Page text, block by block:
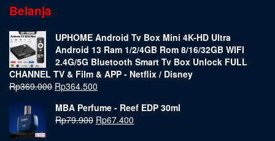
Belanja
UPHOME Android Tv Box Mini 4K-HD Ultra
Android 13 Ram 1/2/4GB Rom 8/16/32GB WIFI
2.4G/5G Bluetooth Smart Tv Box Unlock FULL
CHANNEL TV & Film & APP - Netflix / Disney
Rp369.000 Rp364.500
MBA Perfume - Reef EDP 30ml
Rp79.900 Rp67.400